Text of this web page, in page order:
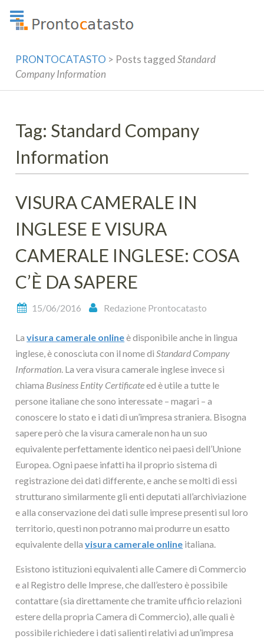
PRONTOCATASTO > Posts taggedStandard
Company Information
Tag: Standard Company
Information
VISURA CAMERALE IN
INGLESE E VISURA
CAMERALE INGLESE: COSA
C’È DA SAPERE
15/06/2016 Redazione Prontocatasto
Lavisura camerale onlineè disponibile anche in lingua
inglese, è conosciuta con il nome diStandard Company
Information. La vera visura camerale inglese invece si
chiama Business Entity Certificateed è utile a tutte le
persone italiane che sono interessate – magari – a
conoscere lo stato e i dati di un’impresa straniera. Bisogna
sapere però che la visura camerale non ha un suo
equivalente perfettamente identico nei paesi dell’Unione
Europea. Ogni paese infatti ha il proprio sistema di
registrazione dei dati differente, e anche se molti di essi
strutturano similarmente gli enti deputati all’archiviazione
e alla conservazione dei dati sulle imprese presenti sul loro
territorio, questi non potranno mai produrre un esatto
equivalente dellavisura camerale online italiana.
Esistono istituzioni equivalenti alle Camere di Commercio
e al Registro delle Imprese, che dall’estero è possibile
contattare (sia direttamente che tramite ufficio relazioni
estere della propria Camera di Commercio), alle quali è
possibile richiedere i dati salienti relativi ad un’impresa